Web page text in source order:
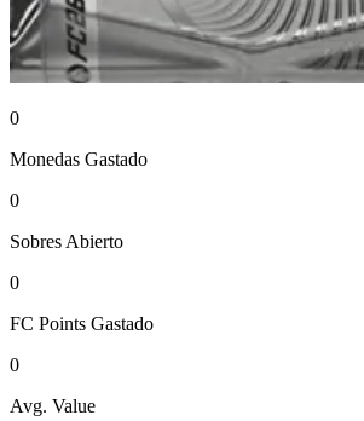
0
Monedas Gastado
0
Sobres Abierto
0
FC Points Gastado
0
Avg. Value